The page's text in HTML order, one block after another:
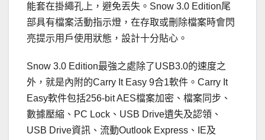
能套在掛繩孔上，避免丟失。Snow 3.0 Edition尾
部具有檔案活動指示燈，在存取或刪除檔案時會閃
亮提示用戶使用狀態，設計十分貼心。
Snow 3.0 Edition最強之處除了USB3.0的速度之
外，就是內附的Carry It Easy 9合1軟件。Carry It
Easy軟件包括256-bit AES檔案加密、檔案同步、
數據壓縮、PC Lock、USB Drive遺失及認領、
USB Drive資訊、流動Outlook Express、IE及